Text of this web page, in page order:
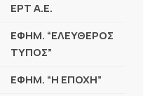
ΕΡΤ Α.Ε.
ΕΦΗΜ. “ΕΛΕΥΘΕΡΟΣ
ΤΥΠΟΣ”
ΕΦΗΜ. “Η ΕΠΟΧΗ”